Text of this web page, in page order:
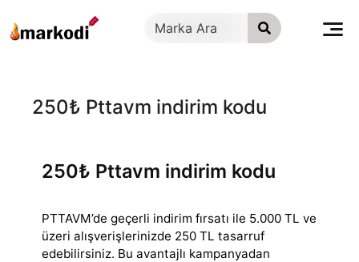
geç
250₺ Pttavm indirim kodu
250₺ Pttavm indirim kodu
PTTAVM’de geçerli indirim fırsatı ile 5.000 TL ve
üzeri alışverişlerinizde 250 TL tasarruf
edebilirsiniz. Bu avantajlı kampanyadan